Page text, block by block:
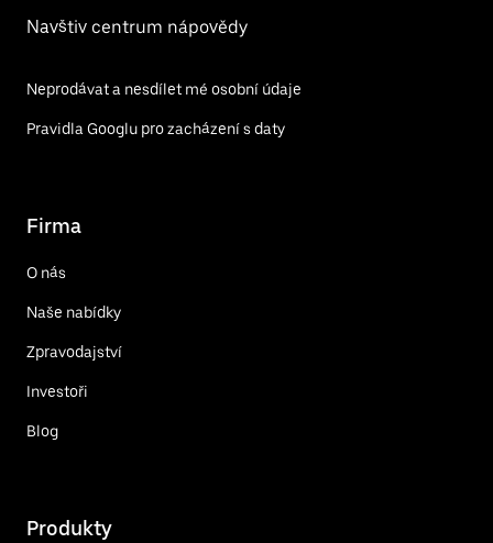
Navštiv centrum nápovědy
Neprodávat a nesdílet mé osobní údaje
Pravidla Googlu pro zacházení s daty
Firma
O nás
Naše nabídky
Zpravodajství
Investoři
Blog
Produkty